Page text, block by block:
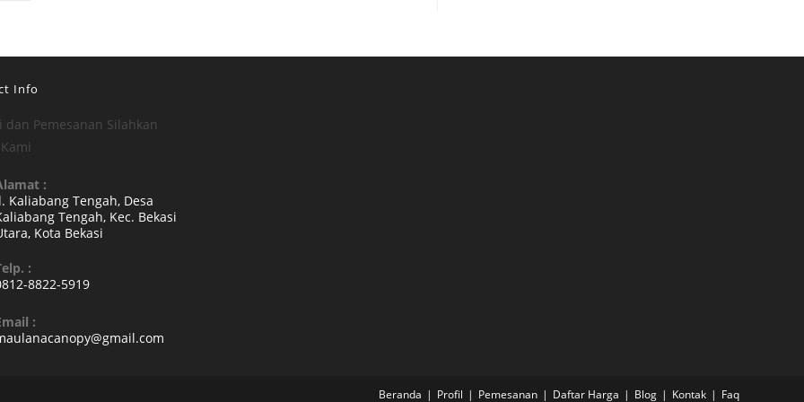
Info
dan Pemesanan Silahkan
:
Kaliabang Tengah, Desa
Tengah, Kec. Bekasi
Kota Bekasi
:
8822-5919
:
Beranda Profil Pemesanan Daftar Harga Blog Kontak Faq